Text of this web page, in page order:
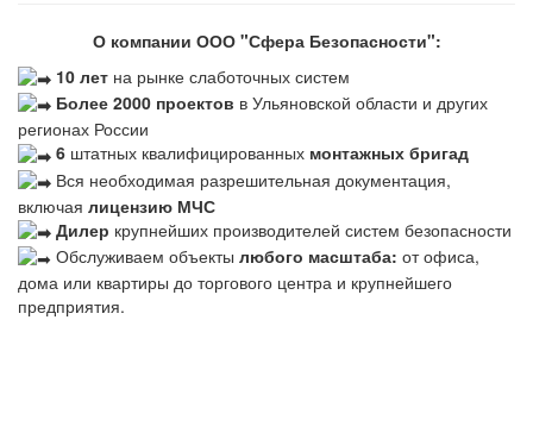
О компании ООО "Сфера Безопасности":
10 лет на рынке слаботочных систем
Более 2000 проектов в Ульяновской области и других
регионах России
6 штатных квалифицированных монтажных бригад
Вся необходимая разрешительная документация,
включая лицензию МЧС
Дилер крупнейших производителей систем безопасности
Обслуживаем объекты любого масштаба: от офиса,
дома или квартиры до торгового центра и крупнейшего
предприятия.